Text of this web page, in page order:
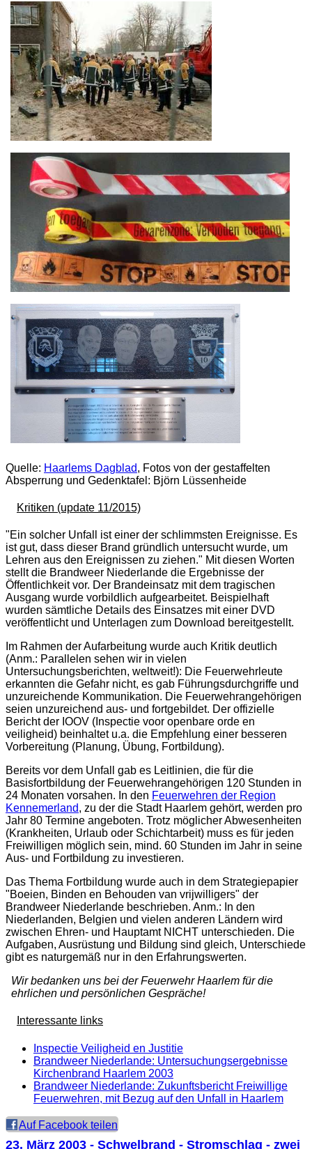
Quelle: Haarlems Dagblad, Fotos von der gestaffelten
Absperrung und Gedenktafel: Björn Lüssenheide
Kritiken (update 11/2015)
"Ein solcher Unfall ist einer der schlimmsten Ereignisse. Es
ist gut, dass dieser Brand gründlich untersucht wurde, um
Lehren aus den Ereignissen zu ziehen." Mit diesen Worten
stellt die Brandweer Niederlande die Ergebnisse der
Öffentlichkeit vor. Der Brandeinsatz mit dem tragischen
Ausgang wurde vorbildlich aufgearbeitet. Beispielhaft
wurden sämtliche Details des Einsatzes mit einer DVD
veröffentlicht und Unterlagen zum Download bereitgestellt.
Im Rahmen der Aufarbeitung wurde auch Kritik deutlich
(Anm.: Parallelen sehen wir in vielen
Untersuchungsberichten, weltweit!): Die Feuerwehrleute
erkannten die Gefahr nicht, es gab Führungsdurchgriffe und
unzureichende Kommunikation. Die Feuerwehrangehörigen
seien unzureichend aus- und fortgebildet. Der offizielle
Bericht der IOOV (Inspectie voor openbare orde en
veiligheid) beinhaltet u.a. die Empfehlung einer besseren
Vorbereitung (Planung, Übung, Fortbildung).
Bereits vor dem Unfall gab es Leitlinien, die für die
Basisfortbildung der Feuerwehrangehörigen 120 Stunden in
24 Monaten vorsahen. In den Feuerwehren der Region
Kennemerland, zu der die Stadt Haarlem gehört, werden pro
Jahr 80 Termine angeboten. Trotz möglicher Abwesenheiten
(Krankheiten, Urlaub oder Schichtarbeit) muss es für jeden
Freiwilligen möglich sein, mind. 60 Stunden im Jahr in seine
Aus- und Fortbildung zu investieren.
Das Thema Fortbildung wurde auch in dem Strategiepapier
"Boeien, Binden en Behouden van vrijwilligers" der
Brandweer Niederlande beschrieben. Anm.: In den
Niederlanden, Belgien und vielen anderen Ländern wird
zwischen Ehren- und Hauptamt NICHT unterschieden. Die
Aufgaben, Ausrüstung und Bildung sind gleich, Unterschiede
gibt es naturgemäß nur in den Erfahrungswerten.
Wir bedanken uns bei der Feuerwehr Haarlem für die
ehrlichen und persönlichen Gespräche!
Interessante links
Inspectie Veiligheid en Justitie
Brandweer Niederlande: Untersuchungsergebnisse
Kirchenbrand Haarlem 2003
Brandweer Niederlande: Zukunftsbericht Freiwillige
Feuerwehren, mit Bezug auf den Unfall in Haarlem
Auf Facebook teilen
23. März 2003 - Schwelbrand - Stromschlag - zwei